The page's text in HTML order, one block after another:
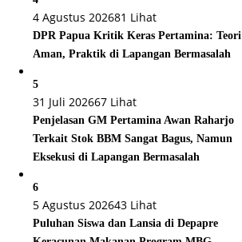
4 Agustus 202681 Lihat
DPR Papua Kritik Keras Pertamina: Teori
Aman, Praktik di Lapangan Bermasalah
5
31 Juli 202667 Lihat
Penjelasan GM Pertamina Awan Raharjo
Terkait Stok BBM Sangat Bagus, Namun
Eksekusi di Lapangan Bermasalah
6
5 Agustus 202643 Lihat
Puluhan Siswa dan Lansia di Depapre